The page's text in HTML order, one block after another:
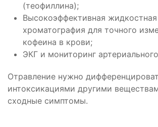
(теофиллина);
Высокоэффективная жидкостная
хроматография для точного
кофеина в крови;
ЭКГ и мониторинг
Отравление нужно
интоксикациями другими
сходные симптомы.